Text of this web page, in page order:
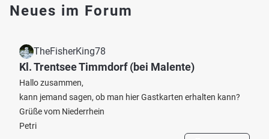
Neues im Forum
TheFisherKing78
Kl. Trentsee Timmdorf (bei Malente)
Hallo zusammen,
kann jemand sagen, ob man hier Gastkarten erhalten kann?
Grüße vom Niederrhein
Petri